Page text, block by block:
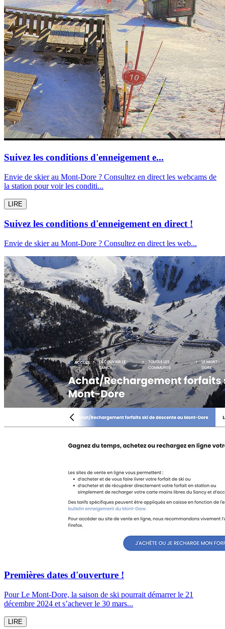
Suivez les conditions d'enneigement e...
Envie de skier au Mont-Dore ? Consultez en direct les webcams de
la station pour voir les conditi...
LIRE
Suivez les conditions d'enneigement en direct !
Envie de skier au Mont-Dore ? Consultez en direct les web...
Premières dates d'ouverture !
Pour Le Mont-Dore, la saison de ski pourrait démarrer le 21
décembre 2024 et s’achever le 30 mars...
LIRE